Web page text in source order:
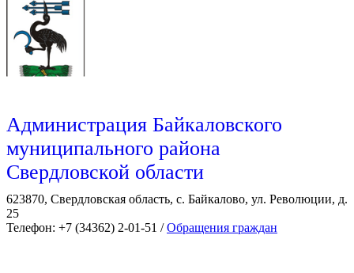
Администрация Байкаловского
муниципального района
Свердловской области
623870, Свердловская область, с. Байкалово, ул. Революции, д.
25
Телефон: +7 (34362) 2-01-51 /Обращения граждан